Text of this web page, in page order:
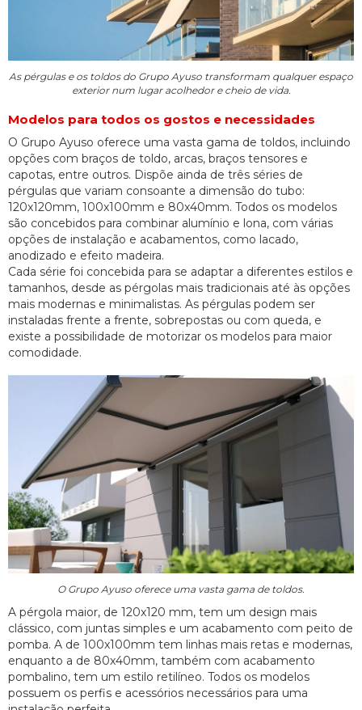
As pérgulas e os toldos do Grupo Ayuso transformam qualquer espaço
exterior num lugar acolhedor e cheio de vida.
Modelos para todos os gostos e necessidades
O Grupo Ayuso oferece uma vasta gama de toldos, incluindo
opções com braços de toldo, arcas, braços tensores e
capotas, entre outros. Dispõe ainda de três séries de
pérgulas que variam consoante a dimensão do tubo:
120x120mm, 100x100mm e 80x40mm. Todos os modelos
são concebidos para combinar alumínio e lona, com várias
opções de instalação e acabamentos, como lacado,
anodizado e efeito madeira.
Cada série foi concebida para se adaptar a diferentes estilos e
tamanhos, desde as pérgolas mais tradicionais até às opções
mais modernas e minimalistas. As pérgulas podem ser
instaladas frente a frente, sobrepostas ou com queda, e
existe a possibilidade de motorizar os modelos para maior
comodidade.
O Grupo Ayuso oferece uma vasta gama de toldos.
A pérgola maior, de 120x120 mm, tem um design mais
clássico, com juntas simples e um acabamento com peito de
pomba. A de 100x100mm tem linhas mais retas e modernas,
enquanto a de 80x40mm, também com acabamento
pombalino, tem um estilo retilíneo. Todos os modelos
possuem os perfis e acessórios necessários para uma